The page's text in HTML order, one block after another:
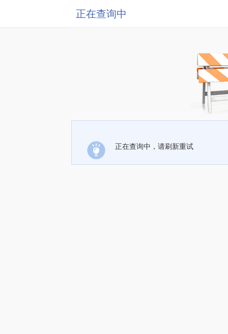
正在查询中
正在查询中，请刷新重试